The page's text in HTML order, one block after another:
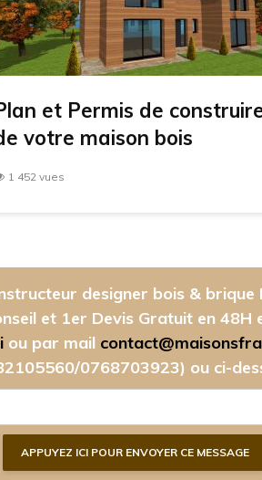
et Permis de
votre maison bois
1 452 vues
designer bois & brique
et 1er Devis Gratuit en 48H
ou par mail
0768703923) ou ci-